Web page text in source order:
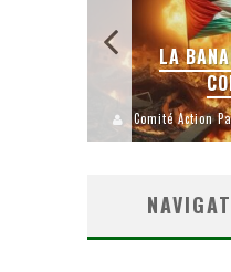
LA
Comité Action